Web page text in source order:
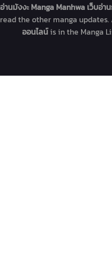
านมังงะ Manga Manhwa เว็บอ่
the other manga
ออนไลน์is in the Manga